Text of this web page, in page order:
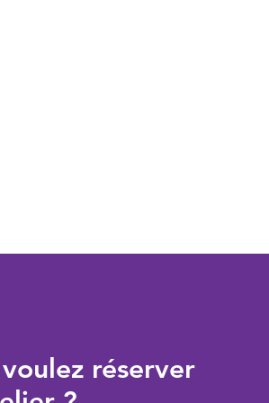
réserver